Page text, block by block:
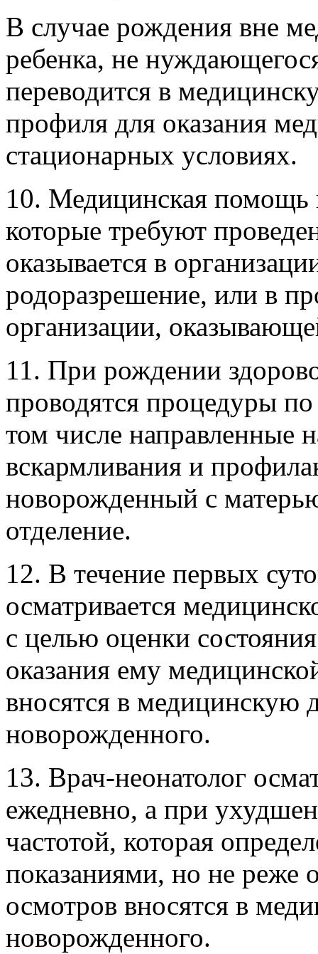
В случае рождения вне
ребенка, не
переводится в
профиля для оказания
стационарных условиях.
10. Медицинская помощь
которые требуют
оказывается в
родоразрешение, или в
организации,
11. При рождении
проводятся процедуры
том числе направленные
вскармливания и
новорожденный с
отделение.
12. В течение первых
осматривается
с целью оценки
оказания ему
вносятся в медицинскую
новорожденного.
13. Врач-неонатолог
ежедневно, а при
частотой, которая
показаниями, но не реже
осмотров вносятся в
новорожденного.